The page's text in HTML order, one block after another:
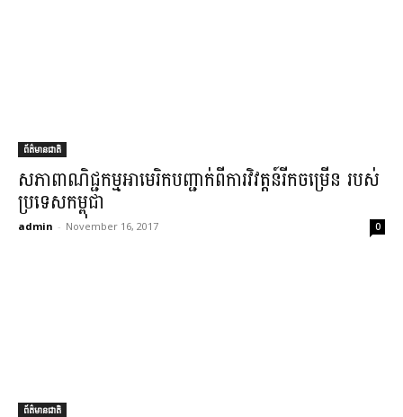
ព័ត៌មានជាតិ
សភាពាណិជ្ជកម្ម​អាមេរិក​បញ្ជាក់​ពី​ការវិវត្តន៍​រីកចម្រើន របស់​
ប្រទេស​កម្ពុជា​
admin - November 16, 2017 0
ព័ត៌មានជាតិ